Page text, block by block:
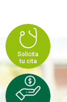
Solicita
tu cita